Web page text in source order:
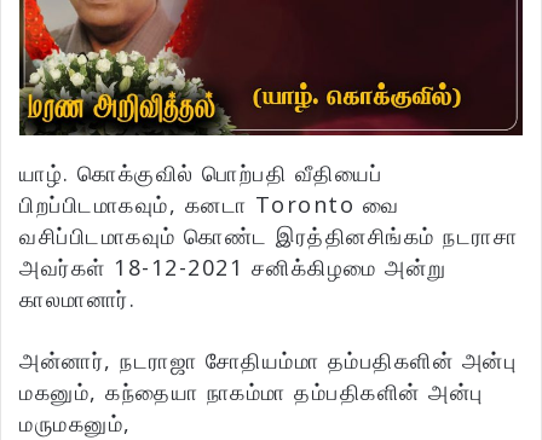
யாழ். கொக்குவில் பொற்பதி வீதியைப்
பிறப்பிடமாகவும், கனடா Toronto வை
வசிப்பிடமாகவும் கொண்ட இரத்தினசிங்கம் நடராசா
அவர்கள் 18-12-2021 சனிக்கிழமை அன்று
காலமானார்.
அன்னார், நடராஜா சோதியம்மா தம்பதிகளின் அன்பு
மகனும், கந்தையா நாகம்மா தம்பதிகளின் அன்பு
மருமகனும்,